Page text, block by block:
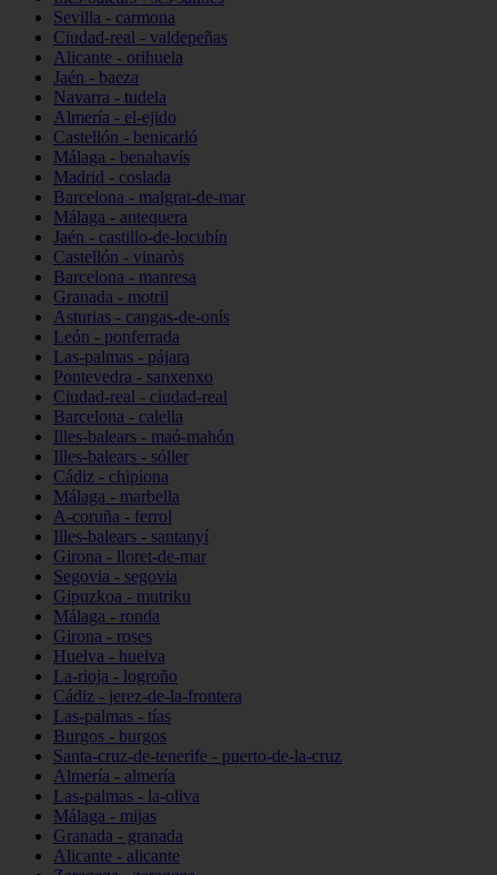
Sevilla - carmona
Ciudad-real - valdepeñas
Alicante - orihuela
Jaén - baeza
Navarra - tudela
Almería - el-ejido
Castellón - benicarló
Málaga - benahavís
Madrid - coslada
Barcelona - malgrat-de-mar
Málaga - antequera
Jaén - castillo-de-locubín
Castellón - vinaròs
Barcelona - manresa
Granada - motril
Asturias - cangas-de-onís
León - ponferrada
Las-palmas - pájara
Pontevedra - sanxenxo
Ciudad-real - ciudad-real
Barcelona - calella
Illes-balears - maó-mahón
Illes-balears - sóller
Cádiz - chipiona
Málaga - marbella
A-coruña - ferrol
Illes-balears - santanyí
Girona - lloret-de-mar
Segovia - segovia
Gipuzkoa - mutriku
Málaga - ronda
Girona - roses
Huelva - huelva
La-rioja - logroño
Cádiz - jerez-de-la-frontera
Las-palmas - tías
Burgos - burgos
Santa-cruz-de-tenerife - puerto-de-la-cruz
Almería - almería
Las-palmas - la-oliva
Málaga - mijas
Granada - granada
Alicante - alicante